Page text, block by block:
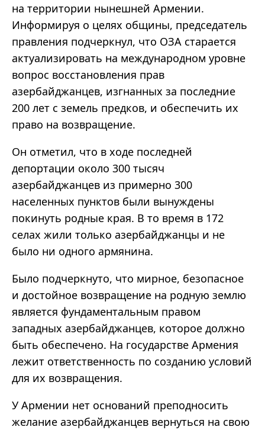
на территории нынешней Армении.
Информируя о целях общины, председатель
правления подчеркнул, что ОЗА старается
актуализировать на международном уровне
вопрос восстановления прав
азербайджанцев, изгнанных за последние
200 лет с земель предков, и обеспечить их
право на возвращение.
Он отметил, что в ходе последней
депортации около 300 тысяч
азербайджанцев из примерно 300
населенных пунктов были вынуждены
покинуть родные края. В то время в 172
селах жили только азербайджанцы и не
было ни одного армянина.
Было подчеркнуто, что мирное, безопасное
и достойное возвращение на родную землю
является фундаментальным правом
западных азербайджанцев, которое должно
быть обеспечено. На государстве Армения
лежит ответственность по созданию условий
для их возвращения.
У Армении нет оснований преподносить
желание азербайджанцев вернуться на свою